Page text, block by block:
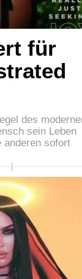
für
des
sein Leben
anderen sofort